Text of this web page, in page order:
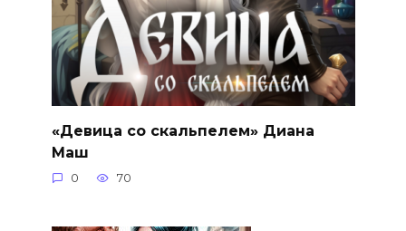
«Девица со скальпелем» Диана
Маш
0 70